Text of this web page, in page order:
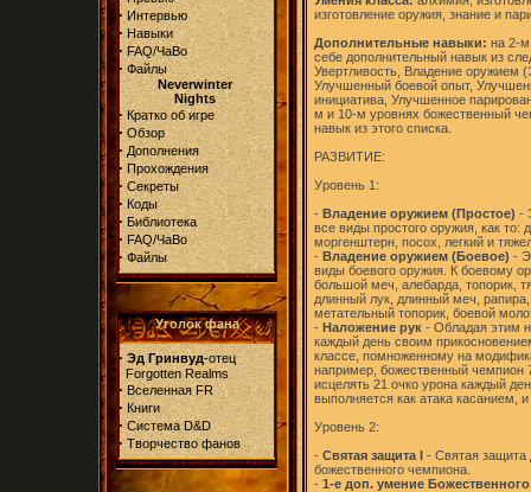
· Интервью
· Навыки
· FAQ/ЧаВо
· Файлы
Neverwinter
Nights
· Кратко об игре
· Обзор
· Дополнения
· Прохождения
· Секреты
· Коды
· Библиотека
· FAQ/ЧаВо
· Файлы
Уголок фана
· Эд Гринвуд-отец
Forgotten Realms
· Вселенная FR
· Книги
· Система D&D
· Творчество фанов
изготовление оружия, знание и
Дополнительные навыки: на 2-м
себе дополнительный навык из
Увертливость, Владение оружием
Улучшенный боевой опыт,
инициатива, Улучшенное
м и 10-м уровнях божественный
навык из этого списка.
РАЗВИТИЕ:
Уровень 1:
- Владение оружием (Простое) -
все виды простого оружия, как то:
моргенштерн, посох, легкий и
- Владение оружием (Боевое) -
виды боевого оружия. К боевому
большой меч, алебарда, топорик,
длинный лук, длинный меч, рапира,
метательный топорик, боевой
- Наложение рук - Обладая этим
каждый день своим
классе, помноженному на
например, божественный чемпион
исцелять 21 очко урона каждый
выполняется как атака касанием,
Уровень 2:
- Святая защита I - Святая защита
божественного чемпиона.
- 1-е доп. умение